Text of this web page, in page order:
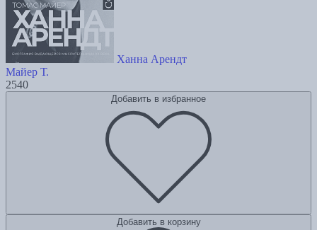
Ханна Арендт
Майер Т.
2540
Добавить в избранное
Добавить в корзину